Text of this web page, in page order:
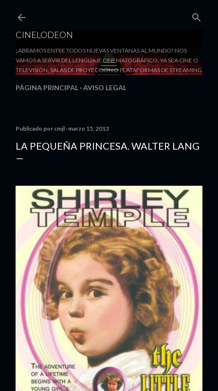
CINELODEON
¡ABRAMOS ENTRE TODOS NUEVAS VENTANAS AL MUNDO! NOS
VAMOS A SERVIR DEL LENGUAJE CINEMATOGRÁFICO, YA SEA CINE O
TELEVISIÓN, SALAS DE PROYECCIÓN O PLATAFORMAS DE STREAMING
PÁGINA PRINCIPAL AVISO LEGAL
Publicado por cmjl marzo 15, 2013
LA PEQUEÑA PRINCESA. WALTER LANG